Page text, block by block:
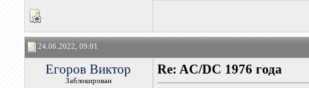
24.06.2022, 09:01
Егоров Виктор
Заблокирован
Re: AC/DC 1976 года